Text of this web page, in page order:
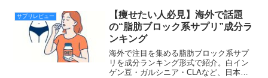
サプリレビュー
【痩せたい人必見】海外で話題
の“脂肪ブロック系サプリ”成分ラ
ンキング
海外で注目を集める脂肪ブロック系サプ
リを成分ランキング形式で紹介。白イン
ゲン豆・ガルシニア・CLAなど、日本未